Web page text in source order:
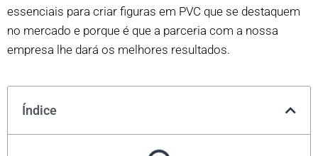
essenciais para criar figuras em PVC que se destaquem
no mercado e porque é que a parceria com a nossa
empresa lhe dará os melhores resultados.
Índice